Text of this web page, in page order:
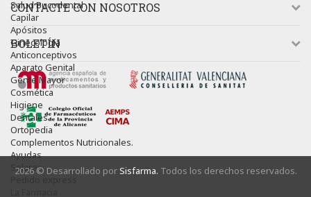
Salud Bucodental
Capilar
Apósitos
Ginecología
Anticonceptivos
Aparato Genital
Gente Mayor
Cosmética
Higiene
Dentales
Ortopedia
Complementos Nutricionales.
Ayudas
Solares
CONTACTE CON NOSOTROS
BOLETÍN
2026 © Desarrollado porSisfarma. Todos los derechos reservados.